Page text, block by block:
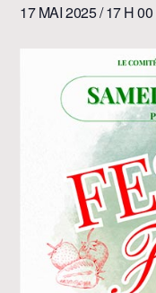
17 MAI 2025 / 17 H